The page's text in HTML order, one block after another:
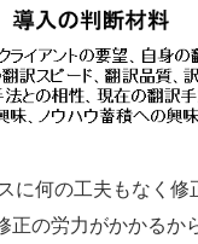
に何の工夫もなく修
正の労力がかかるか